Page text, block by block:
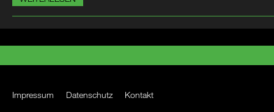
Impressum Datenschutz Kontakt